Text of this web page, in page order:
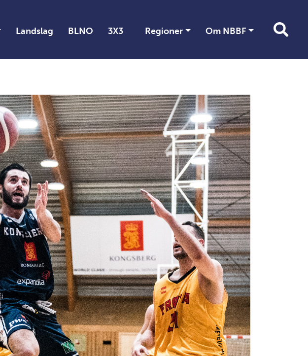
Landslag BLNO 3X3 Regioner Om NBBF